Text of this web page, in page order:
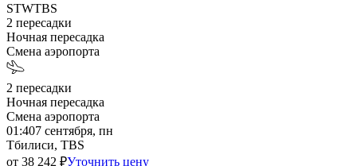
STWTBS
2 пересадки
Ночная пересадка
Смена аэропорта
2 пересадки
Ночная пересадка
Смена аэропорта
01:407 сентября, пн
Тбилиси, TBS
от 38 242 ₽Уточнить цену